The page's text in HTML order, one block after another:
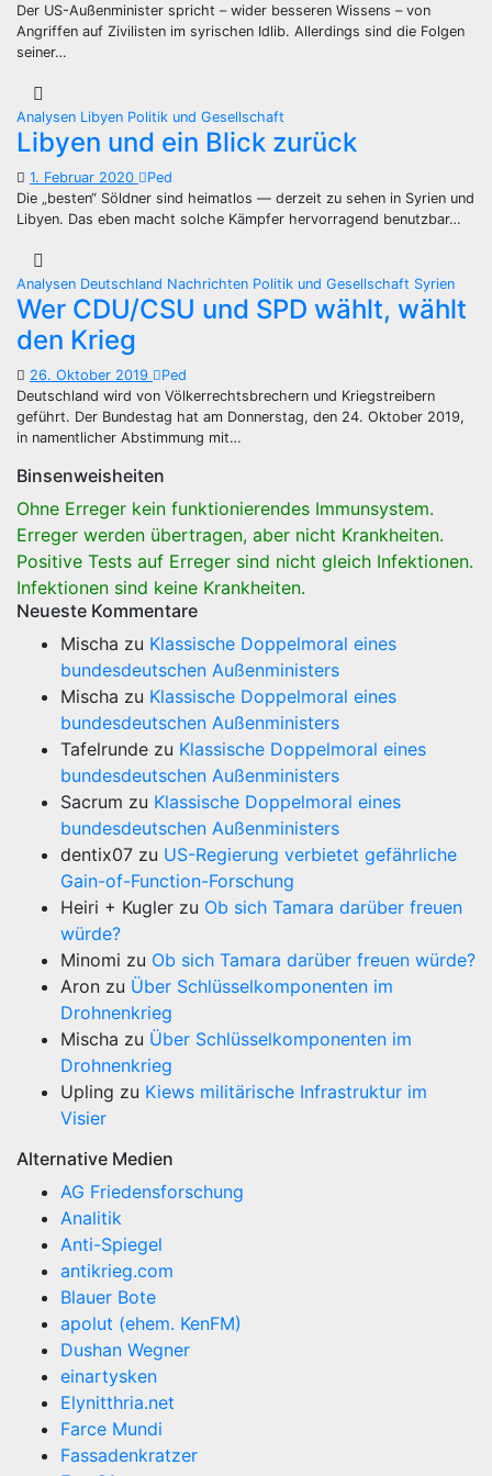
Der US-Außenminister spricht – wider besseren Wissens – von
Angriffen auf Zivilisten im syrischen Idlib. Allerdings sind die Folgen
seiner…
Analysen Libyen Politik und Gesellschaft
Libyen und ein Blick zurück
1. Februar 2020
Ped
Die „besten“ Söldner sind heimatlos — derzeit zu sehen in Syrien und
Libyen. Das eben macht solche Kämpfer hervorragend benutzbar…
Analysen Deutschland Nachrichten Politik und Gesellschaft Syrien
Wer CDU/CSU und SPD wählt, wählt
den Krieg
26. Oktober 2019
Ped
Deutschland wird von Völkerrechtsbrechern und Kriegstreibern
geführt. Der Bundestag hat am Donnerstag, den 24. Oktober 2019,
in namentlicher Abstimmung mit…
Binsenweisheiten
Ohne Erreger kein funktionierendes Immunsystem.
Erreger werden übertragen, aber nicht Krankheiten.
Positive Tests auf Erreger sind nicht gleich Infektionen.
Infektionen sind keine Krankheiten.
Neueste Kommentare
Mischa zu Klassische Doppelmoral eines
bundesdeutschen Außenministers
Mischa zu Klassische Doppelmoral eines
bundesdeutschen Außenministers
Tafelrunde zu Klassische Doppelmoral eines
bundesdeutschen Außenministers
Sacrum zu Klassische Doppelmoral eines
bundesdeutschen Außenministers
dentix07 zu US-Regierung verbietet gefährliche
Gain-of-Function-Forschung
Heiri + Kugler zu Ob sich Tamara darüber freuen
würde?
Minomi zu Ob sich Tamara darüber freuen würde?
Aron zu Über Schlüsselkomponenten im
Drohnenkrieg
Mischa zu Über Schlüsselkomponenten im
Drohnenkrieg
Upling zu Kiews militärische Infrastruktur im
Visier
Alternative Medien
AG Friedensforschung
Analitik
Anti-Spiegel
antikrieg.com
Blauer Bote
apolut (ehem. KenFM)
Dushan Wegner
einartysken
Elynitthria.net
Farce Mundi
Fassadenkratzer